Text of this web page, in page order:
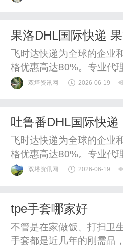
货运-DHL航空快递正是满
果洛DHL国际快递
飞时达快递为全球的企业
格优惠高达80%。专业代
递、UPS国际快递、
而是依托DHL全球航空网
双塔资讯网 2026-06-19
吐鲁番DHL国际快
飞时达快递为全球的企业
格优惠高达80%。专业代
递、UPS国际快递、
度。而飞时达快递国际货
双塔资讯网 2026-06-19
tpe手套哪家好
不管是在家做饭、打扫卫
手套都是近几年的刚需品